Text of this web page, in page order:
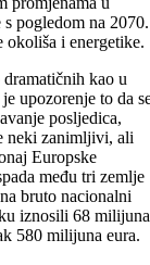
pogledom na 2070.
i energetike.
kao u
upozorenje to da
posljedica,
neki zanimljivi, ali
Europske
među tri zemlje
bruto nacionalni
iznosili 68 milijuna
580 milijuna eura.